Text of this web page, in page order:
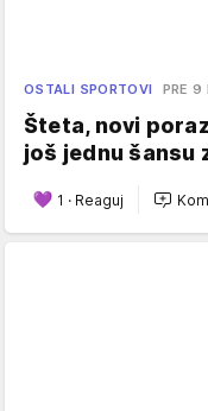
OSTALI SPORTOVI PRE 9
Šteta, novi
još jednu šansu
1 · Reaguj